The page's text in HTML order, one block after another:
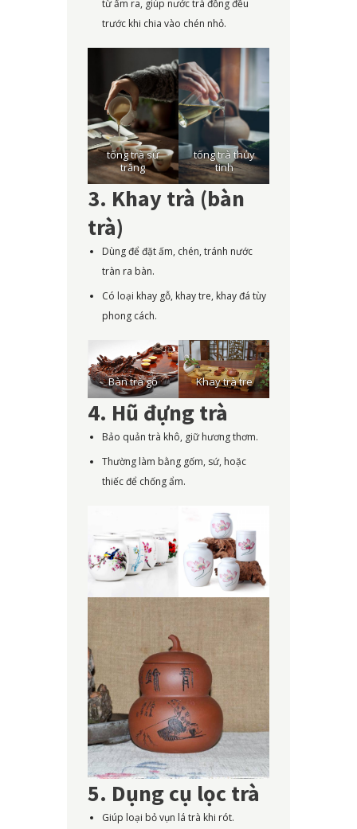
từ ấm ra, giúp nước trà đồng đều
trước khi chia vào chén nhỏ.
tống trà sứ
trắng
tống trà thủy
tinh
3. Khay trà (bàn
trà)
Dùng để đặt ấm, chén, tránh nước
tràn ra bàn.
Có loại khay gỗ, khay tre, khay đá tùy
phong cách.
Bàn trà gỗ Khay trà tre
4. Hũ đựng trà
Bảo quản trà khô, giữ hương thơm.
Thường làm bằng gốm, sứ, hoặc
thiếc để chống ẩm.
5. Dụng cụ lọc trà
Giúp loại bỏ vụn lá trà khi rót.